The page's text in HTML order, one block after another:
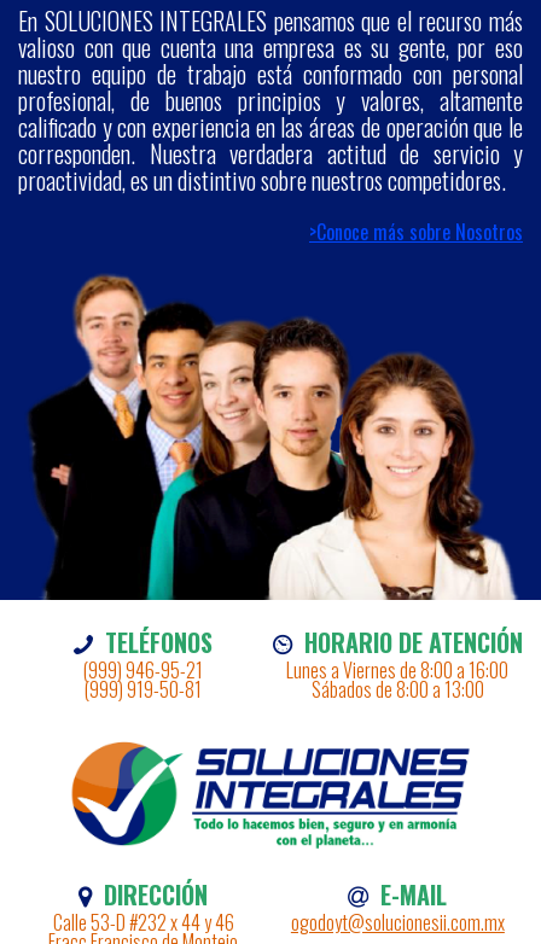
En SOLUCIONES INTEGRALES pensamos que el recurso más
valioso con que cuenta una empresa es su gente, por eso
nuestro equipo de trabajo está conformado con personal
profesional, de buenos principios y valores, altamente
calificado y con experiencia en las áreas de operación que le
corresponden. Nuestra verdadera actitud de servicio y
proactividad, es un distintivo sobre nuestros competidores.
>Conoce más sobre Nosotros
TELÉFONOS
(999) 946-95-21
(999) 919-50-81
HORARIO DE ATENCIÓN
Lunes a Viernes de 8:00 a 16:00
Sábados de 8:00 a 13:00
DIRECCIÓN
Calle 53-D #232 x 44 y 46
E-MAIL
ogodoyt@solucionesii.com.mx